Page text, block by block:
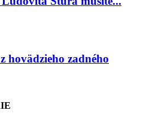
hovädzieho zadného